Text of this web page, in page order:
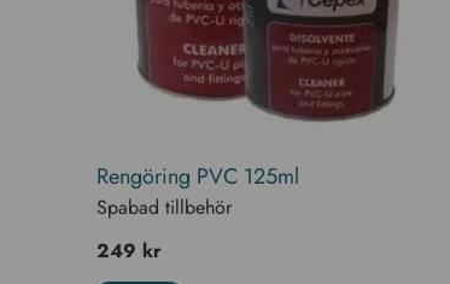
Rengöring PVC 125ml
Spabad tillbehör
249 kr